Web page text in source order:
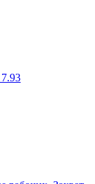
7.93